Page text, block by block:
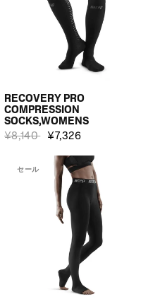
RECOVERY PRO
COMPRESSION
SOCKS,WOMENS
¥8,140 ¥7,326
セール